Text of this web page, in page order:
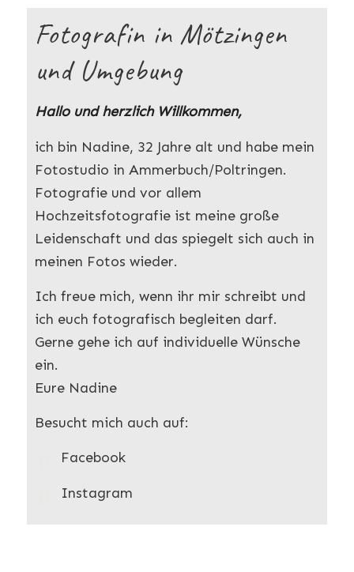
Fotografin in Mötzingen
und Umgebung
Hallo und herzlich Willkommen,
ich bin Nadine, 32 Jahre alt und habe mein
Fotostudio in Ammerbuch/Poltringen.
Fotografie und vor allem
Hochzeitsfotografie ist meine große
Leidenschaft und das spiegelt sich auch in
meinen Fotos wieder.
Ich freue mich, wenn ihr mir schreibt und
ich euch fotografisch begleiten darf.
Gerne gehe ich auf individuelle Wünsche
ein.
Eure Nadine
Besucht mich auch auf:
Facebook
Instagram